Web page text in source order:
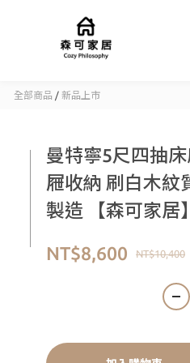
全部商品 / 新品上市
曼特寧5尺四抽
屜收納 刷白木紋
製造 【森可家居】
NT$10,400
NT$8,600